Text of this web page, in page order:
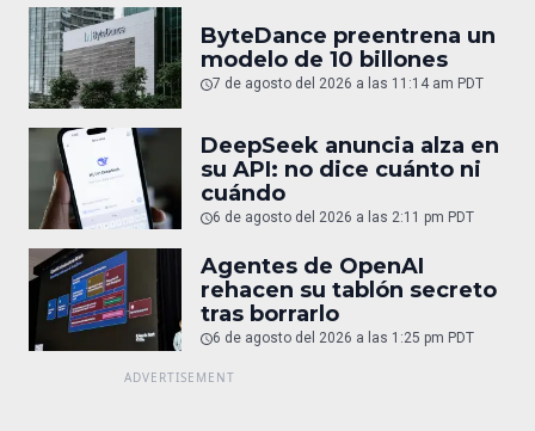
ByteDance preentrena un
modelo de 10 billones
7 de agosto del 2026 a las 11:14 am PDT
DeepSeek anuncia alza en
su API: no dice cuánto ni
cuándo
6 de agosto del 2026 a las 2:11 pm PDT
Agentes de OpenAI
rehacen su tablón secreto
tras borrarlo
6 de agosto del 2026 a las 1:25 pm PDT